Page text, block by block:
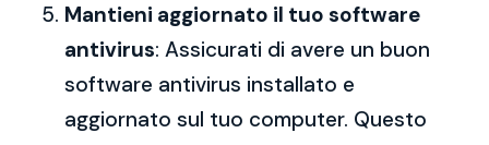
Mantieni aggiornato il tuo software
antivirus: Assicurati di avere un buon
software antivirus installato e
aggiornato sul tuo computer. Questo